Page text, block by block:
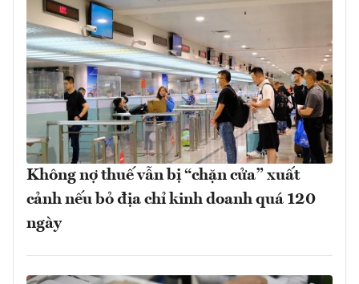
Không nợ thuế vẫn bị “chặn cửa” xuất
cảnh nếu bỏ địa chỉ kinh doanh quá 120
ngày